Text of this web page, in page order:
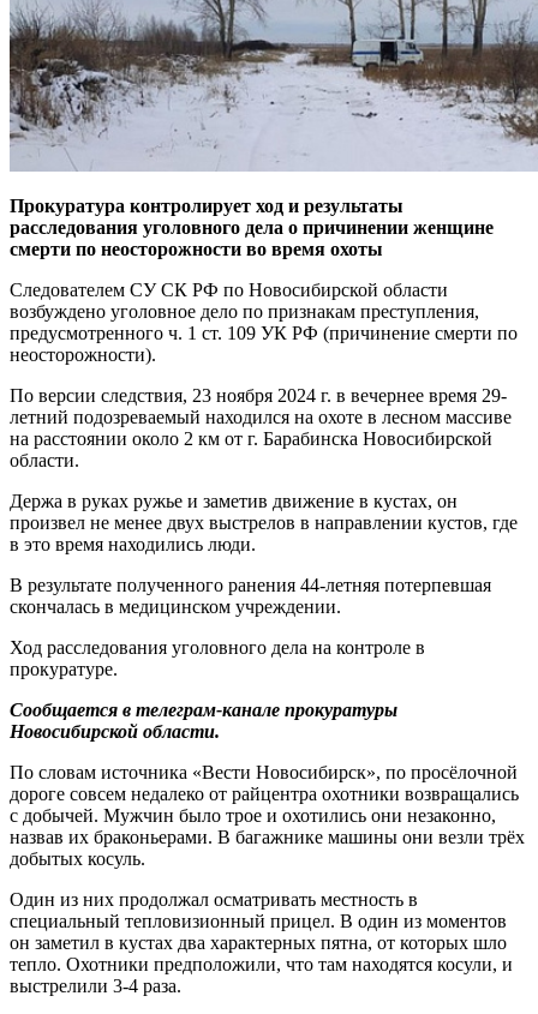
Прокуратура контролирует ход и результаты
расследования уголовного дела о причинении женщине
смерти по неосторожности во время охоты
Следователем СУ СК РФ по Новосибирской области
возбуждено уголовное дело по признакам преступления,
предусмотренного ч. 1 ст. 109 УК РФ (причинение смерти по
неосторожности).
По версии следствия, 23 ноября 2024 г. в вечернее время 29-
летний подозреваемый находился на охоте в лесном массиве
на расстоянии около 2 км от г. Барабинска Новосибирской
области.
Держа в руках ружье и заметив движение в кустах, он
произвел не менее двух выстрелов в направлении кустов, где
в это время находились люди.
В результате полученного ранения 44-летняя потерпевшая
скончалась в медицинском учреждении.
Ход расследования уголовного дела на контроле в
прокуратуре.
Сообщается в телеграм-канале прокуратуры
Новосибирской области.
По словам источника «Вести Новосибирск», по просёлочной
дороге совсем недалеко от райцентра охотники возвращались
с добычей. Мужчин было трое и охотились они незаконно,
назвав их браконьерами. В багажнике машины они везли трёх
добытых косуль.
Один из них продолжал осматривать местность в
специальный тепловизионный прицел. В один из моментов
он заметил в кустах два характерных пятна, от которых шло
тепло. Охотники предположили, что там находятся косули, и
выстрелили 3-4 раза.